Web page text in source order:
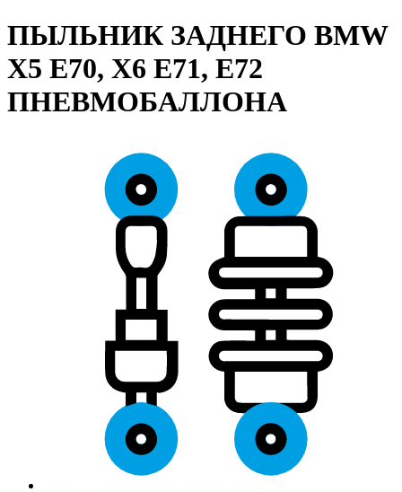
ПЫЛЬНИК ЗАДНЕГО BMW
X5 E70, X6 E71, E72
ПНЕВМОБАЛЛОНА